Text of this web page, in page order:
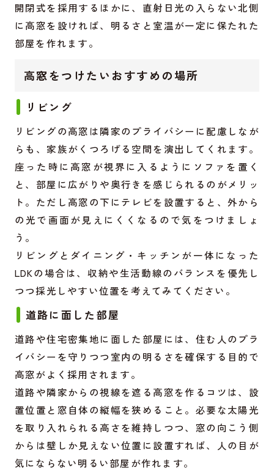
開閉式を採用するほかに、直射日光の入らない北側
に高窓を設ければ、明るさと室温が一定に保たれた
部屋を作れます。
高窓をつけたいおすすめの場所
リビング
リビングの高窓は隣家のプライバシーに配慮しなが
らも、家族がくつろげる空間を演出してくれます。
座った時に高窓が視界に入るようにソファを置く
と、部屋に広がりや奥行きを感じられるのがメリッ
ト。ただし高窓の下にテレビを設置すると、外から
の光で画面が見えにくくなるので気をつけましょ
う。
リビングとダイニング・キッチンが一体になった
LDKの場合は、収納や生活動線のバランスを優先し
つつ採光しやすい位置を考えてみてください。
道路に面した部屋
道路や住宅密集地に面した部屋には、住む人のプラ
イバシーを守りつつ室内の明るさを確保する目的で
高窓がよく採用されます。
道路や隣家からの視線を遮る高窓を作るコツは、設
置位置と窓自体の縦幅を狭めること。必要な太陽光
を取り入れられる高さを維持しつつ、窓の向こう側
からは壁しか見えない位置に設置すれば、人の目が
気にならない明るい部屋が作れます。